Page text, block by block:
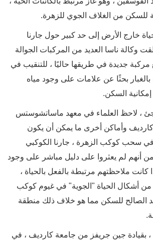
للسكن من الغلاف الجوي للزهرة.
خارج الأرض إلى حد كبير حول جارنا
وكالة ناسا العديد من المركبات الجوالة
جديدة في طريقها حاليًا ، للتنقيب في
بحثًا عن علامات على وجود مياه
السكن.
، لاحظ العلماء في معهد ماساتشوستس
كارديف وأماكن أخرى ما يمكن أن يكون
سحب كوكب الزهرة ، جارنا الكوكبي
أنهم لم يعثروا على دليل مباشر على وجود
كانت ملاحظتهم مرتبطة بالفعل بالحياة ،
أشكال الحياة "الجوية" في غيوم كوكب
الصالح للسكن مما هو خلاف ذلك منطقة
، بقيادة جين جريفز من جامعة كارديف ، في